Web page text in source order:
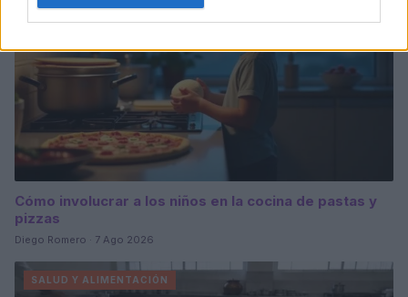
Cómo involucrar a los niños en la cocina de pastas y
pizzas
Diego Romero · 7 Ago 2026
SALUD Y ALIMENTACIÓN